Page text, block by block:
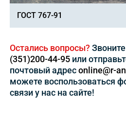
ГОСТ 767-91
Остались вопросы?
(351)200-44-95 или
почтовый адресonline@r-
можете воспользоваться
связи у нас на сайте!